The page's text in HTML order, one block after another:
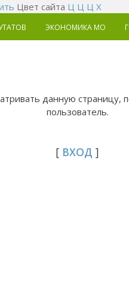
Цвет сайта Ц Ц Ц Х
ЭКОНОМИКА MO
данную страницу,
пользователь.
[ ВХОД ]